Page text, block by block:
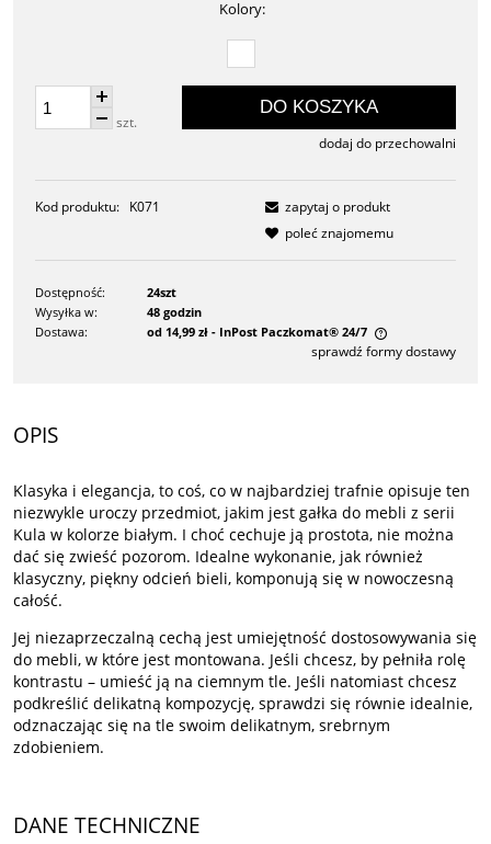
Kolory:
szt.
DO KOSZYKA
dodaj do przechowalni
Kod produktu: K071
zapytaj o produkt
poleć znajomemu
Dostępność:
24szt
Wysyłka w:
48 godzin
Dostawa:
od 14,99 zł - InPost Paczkomat® 24/7
Cena nie zawiera ewentualnych kosztów płatności
sprawdź formy dostawy
OPIS
Klasyka i elegancja, to coś, co w najbardziej trafnie opisuje ten
niezwykle uroczy przedmiot, jakim jest gałka do mebli z serii
Kula w kolorze białym. I choć cechuje ją prostota, nie można
dać się zwieść pozorom. Idealne wykonanie, jak również
klasyczny, piękny odcień bieli, komponują się w nowoczesną
całość.
Jej niezaprzeczalną cechą jest umiejętność dostosowywania się
do mebli, w które jest montowana. Jeśli chcesz, by pełniła rolę
kontrastu – umieść ją na ciemnym tle. Jeśli natomiast chcesz
podkreślić delikatną kompozycję, sprawdzi się równie idealnie,
odznaczając się na tle swoim delikatnym, srebrnym
zdobieniem.
DANE TECHNICZNE